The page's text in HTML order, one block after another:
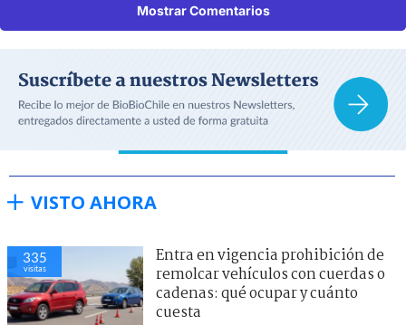
Mostrar Comentarios
VISTO AHORA
335
visitas
Entra en vigencia prohibición de
remolcar vehículos con cuerdas o
cadenas: qué ocupar y cuánto
cuesta